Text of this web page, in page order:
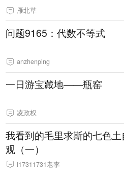
雁北草
问题9165：代数不等式
anzhenping
一日游宝藏地——瓶窑
凌政权
我看到的毛里求斯的七色
观（一）
l17311731老李